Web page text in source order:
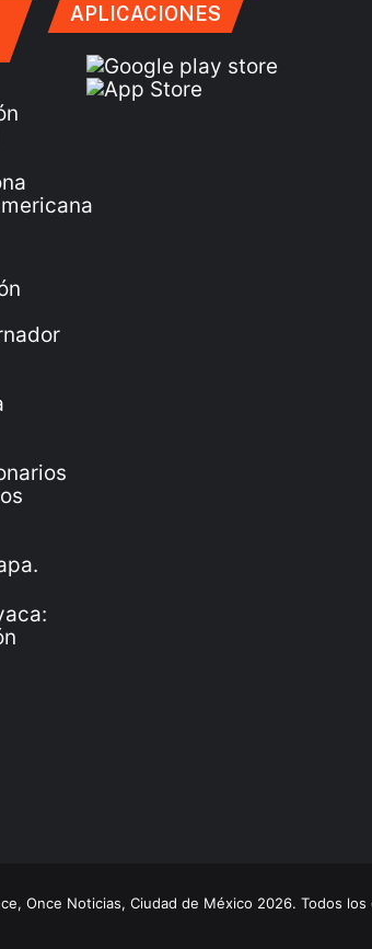
APLICACIONES
Once Noticias, Ciudad de México 2026. Todos